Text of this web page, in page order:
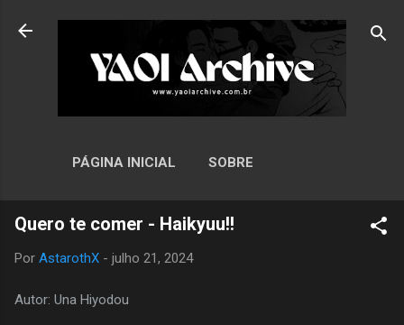
Pular para o conteúdo principal
PÁGINA INICIAL SOBRE
Quero te comer - Haikyuu!!
Por AstarothX - julho 21, 2024
Autor: Una Hiyodou